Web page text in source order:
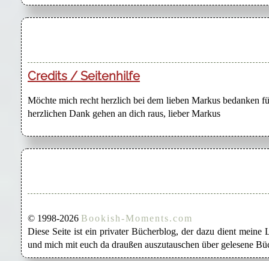
Credits / Seitenhilfe
Möchte mich recht herzlich bei dem lieben Markus bedanken
herzlichen Dank gehen an dich raus, lieber Markus
© 1998-2026 Bookish-Moments.com
Diese Seite ist ein privater Bücherblog, der dazu dient meine
und mich mit euch da draußen auszutauschen über gelesene